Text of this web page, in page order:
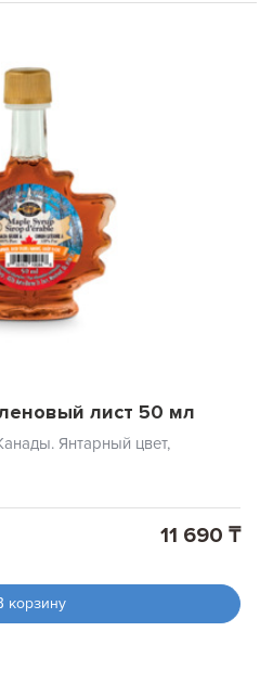
лист 50 мл
Янтарный цвет,
11 690 ₸
корзину